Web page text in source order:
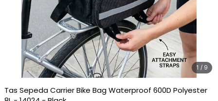
1 / 9
Tas Sepeda Carrier Bike Bag Waterproof 600D Polyester